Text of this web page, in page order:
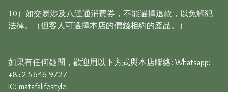
10）如交易涉及八達通消費券，不能選擇退款，以免觸犯
法律。（但客人可選擇本店的價錢相約的產品。）
如果有任何疑問，歡迎用以下方式與本店聯絡: Whatsapp:
+852 5646 9727
IG: matafalifestyle